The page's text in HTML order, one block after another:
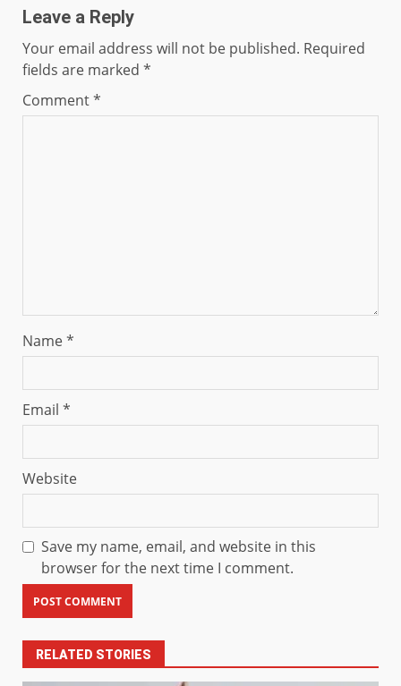
Leave a Reply
Your email address will not be published. Required
fields are marked *
Comment*
Name*
Email *
Website
Save my name, email, and website in this
browser for the next time I comment.
RELATED STORIES